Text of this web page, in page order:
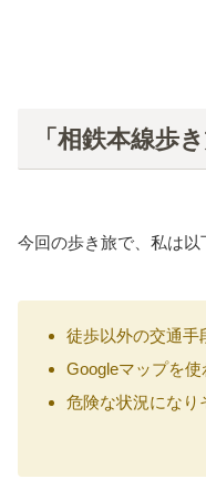
「相鉄本線歩
今回の歩き旅で、私は以
徒歩以外の交通手
Googleマップを使
危険な状況になり